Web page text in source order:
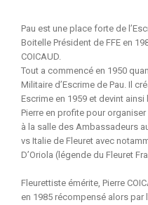
Pau est une place forte de
Boitelle Président de FFE en
COICAUD.
Tout a commencé en 1950
Militaire d’Escrime de Pau. Il
Escrime en 1959 et devint
Pierre en profite pour
à la salle des Ambassadeurs
vs Italie de Fleuret avec
D’Oriola (légende du Fleuret
Fleurettiste émérite, Pierre
en 1985 récompensé alors par